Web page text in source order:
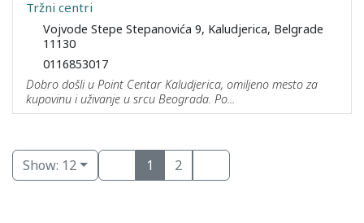
Tržni centri
Vojvode Stepe Stepanovića 9, Kaludjerica, Belgrade
11130
0116853017
Dobro došli u Point Centar Kaludjerica, omiljeno mesto za
kupovinu i uživanje u srcu Beograda. Po...
Show: 12 1 2